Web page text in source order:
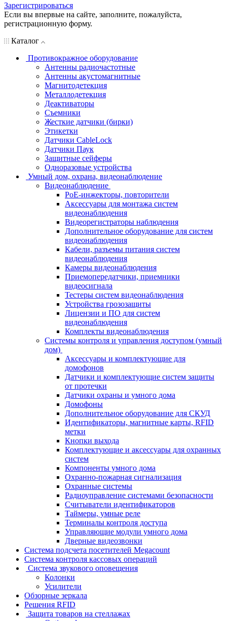
Зарегистрироваться
Если вы впервые на сайте, заполните, пожалуйста,
регистрационную форму.
Каталог
Противокражное оборудование
Антенны радиочастотные
Антенны акустомагнитные
Магнитодетекция
Металлодетекция
Деактиваторы
Съемники
Жесткие датчики (бирки)
Этикетки
Датчики CableLock
Датчики Паук
Защитные сейферы
Одноразовые устройства
Умный дом, охрана, видеонаблюдение
Видеонаблюдение
PoE-инжекторы, повторители
Аксессуары для монтажа систем
видеонаблюдения
Видеорегистраторы наблюдения
Дополнительное оборудование для систем
видеонаблюдения
Кабели, разъемы питания систем
видеонаблюдения
Камеры видеонаблюдения
Приемопередатчики, приемники
видеосигнала
Тестеры систем видеонаблюдения
Устройства грозозащиты
Лицензии и ПО для систем
видеонаблюдения
Комплекты видеонаблюдения
Системы контроля и управления доступом (умный
дом)
Аксессуары и комплектующие для
домофонов
Датчики и комплектующие систем защиты
от протечки
Датчики охраны и умного дома
Домофоны
Дополнительное оборудование для СКУД
Идентификаторы, магнитные карты, RFID
метки
Кнопки выхода
Комплектующие и аксессуары для охранных
систем
Компоненты умного дома
Охранно-пожарная сигнализация
Охранные системы
Радиоуправление системами безопасности
Считыватели идентификаторов
Таймеры, умные реле
Терминалы контроля доступа
Управляющие модули умного дома
Дверные видеозвонки
Система подсчета посетителей Megacount
Система контроля кассовых операций
Система звукового оповещения
Колонки
Усилители
Обзорные зеркала
Решения RFID
Защита товаров на стеллажах